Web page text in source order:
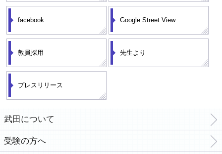
facebook Google Street View
教員採用 先生より
プレスリリース
武田について
受験の方へ